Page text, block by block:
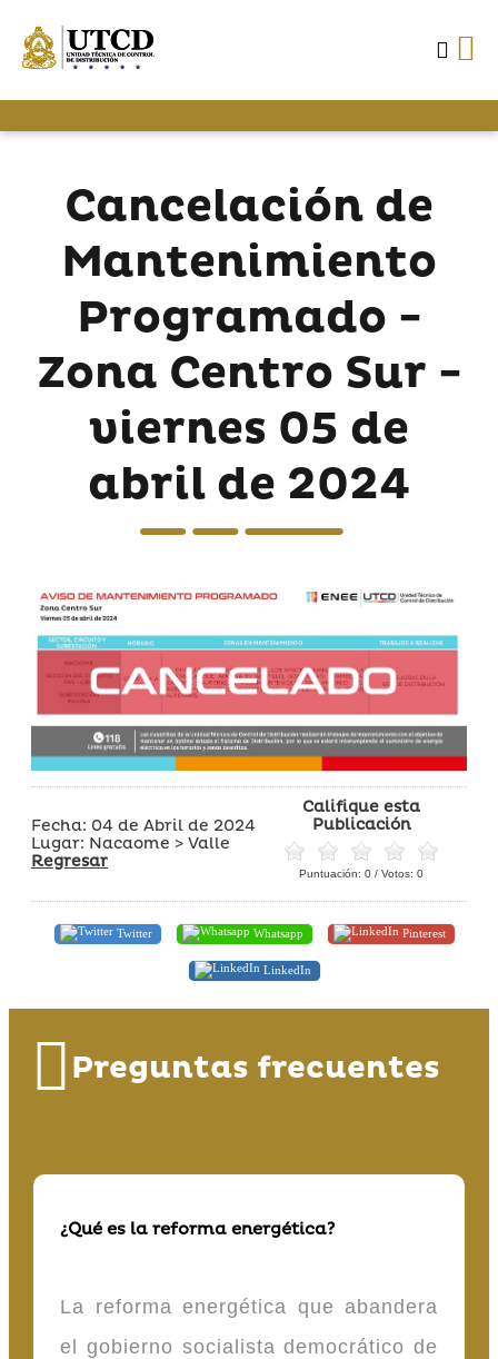
Cancelación de
Mantenimiento
Programado -
Zona Centro Sur -
viernes 05 de
abril de 2024
Fecha: 04 de Abril de 2024
Lugar: Nacaome > Valle
Regresar
Califique esta
Publicación
Puntuación: 0 / Votos: 0
Twitter Whatsapp Pinterest
LinkedIn
Preguntas frecuentes
¿Qué es la reforma energética?
La reforma energética que abandera
el gobierno socialista democrático de